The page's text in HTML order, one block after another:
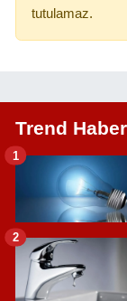
tutulamaz.
Trend
1
2